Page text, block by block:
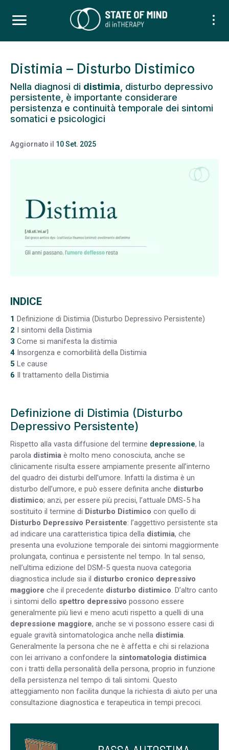
Distimia – Disturbo Distimico
Nella diagnosi di distimia , disturbo depressivo
persistente, è importante considerare
persistenza e continuità temporale dei sintomi
somatici e psicologici
Aggiornato il 10 Set. 2025
INDICE
1 Definizione di Distimia (Disturbo Depressivo Persistente)
2 I sintomi della Distimia
3 Come si manifesta la distimia
4 Insorgenza e comorbilità della Distimia
5 Le cause
6 Il trattamento della Distimia
Definizione di Distimia (Disturbo
Depressivo Persistente)
Rispetto alla vasta diffusione del termine depressione, la
parola distimia è molto meno conosciuta, anche se
clinicamente risulta essere ampiamente presente all’interno
del quadro dei disturbi dell’umore. Infatti la distima è un
disturbo dell’umore, e può essere definita anche disturbo
distimico; anzi, per essere più precisi, l’attuale DMS-5 ha
sostituito il termine di Disturbo Distimico con quello di
Disturbo Depressivo Persistente: l’aggettivo persistente sta
ad indicare una caratteristica tipica della distimia, che
presenta una evoluzione temporale dei sintomi maggiormente
prolungata, continua e persistente nel tempo. In tal senso,
nell’ultima edizione del DSM-5 questa nuova categoria
diagnostica include sia il disturbo cronico depressivo
maggiore che il precedente disturbo distimico. D’altro canto
i sintomi dello spettro depressivo possono essere
generalmente più lievi e meno acuti rispetto a quelli di una
depressione maggiore, anche se vi possono essere casi di
eguale gravità sintomatologica anche nella distimia.
Generalmente la persona che ne è affetta e chi si relaziona
con lei arrivano a confondere la sintomatologia distimica
con i tratti della personalità della persona, proprio in funzione
della persistenza nel tempo di tali sintomi. Questo
atteggiamento non facilita dunque la richiesta di aiuto per una
consultazione diagnostica e terapeutica in tempi precoci.